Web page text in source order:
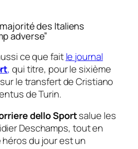
des Italiens
adverse”
ce que faitle journal
, qui titre, pour le sixième
le transfert de Cristiano
de Turin.
dello Sportsalue les
Deschamps, tout en
du jour est un